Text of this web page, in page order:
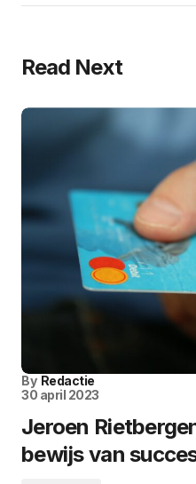
Read Next
By Redactie
30 april 2023
Jeroen
bewijs van